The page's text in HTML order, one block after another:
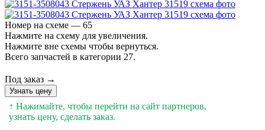
Номер на схеме — 65
Нажмите на схему для увеличения.
Нажмите вне схемы чтобы вернуться.
Всего запчастей в категории 27.
Под заказ →
Узнать цену
↑ Нажимайте, чтобы перейти на сайт партнеров,
узнать цену, сделать заказ.